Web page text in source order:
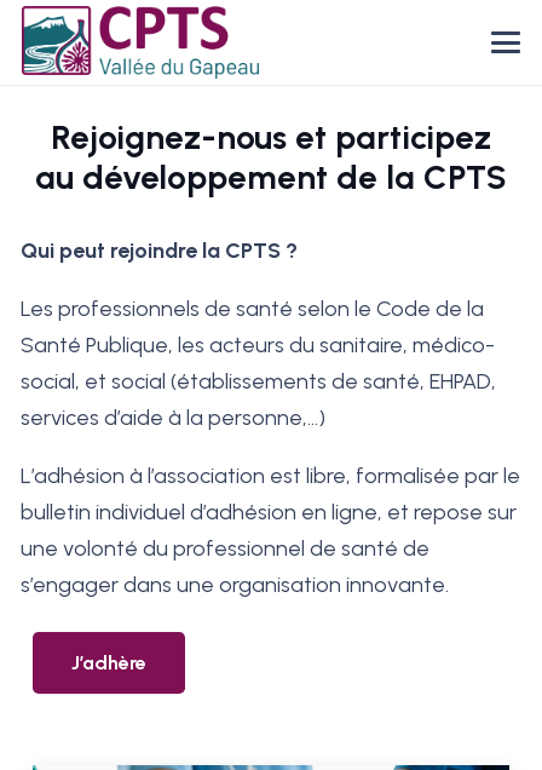
Rejoignez-nous et participez
au développement de la CPTS
Qui peut rejoindre la CPTS ?
Les professionnels de santé selon le Code de la
Santé Publique, les acteurs du sanitaire, médico-
social, et social (établissements de santé, EHPAD,
services d’aide à la personne,…)
L’adhésion à l’association est libre, formalisée par le
bulletin individuel d’adhésion en ligne, et repose sur
une volonté du professionnel de santé de
s’engager dans une organisation innovante.
J’adhère